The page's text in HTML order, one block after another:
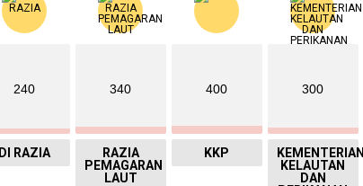
240
DI RAZIA
340
RAZIA
PEMAGARAN
LAUT
400
KKP
300
KEMENTERIAN
KELAUTAN
DAN